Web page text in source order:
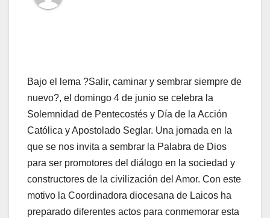
Bajo el lema ?Salir, caminar y sembrar siempre de
nuevo?, el domingo 4 de junio se celebra la
Solemnidad de Pentecostés y Día de la Acción
Católica y Apostolado Seglar. Una jor­na­da en la
que se nos in­vi­ta a sem­brar la Pa­la­bra de Dios
para ser pro­mo­to­res del diá­lo­go en la so­cie­dad y
cons­truc­to­res de la ci­vi­li­za­ción del Amor. Con este
motivo la Coordinadora diocesana de Laicos ha
preparado diferentes actos para conmemorar esta